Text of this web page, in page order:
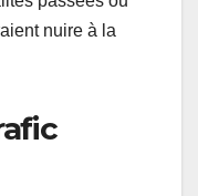
nuire à la